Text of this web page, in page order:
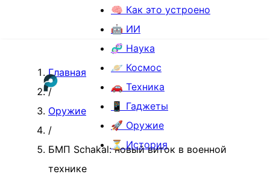
🧠 Как это устроено
🤖 ИИ
🧬 Наука
🪐 Космос
🚗 Техника
📱 Гаджеты
🚀 Оружие
⏳ История
Главная
/
Оружие
/
БМП Schakal: новый виток в военной
технике